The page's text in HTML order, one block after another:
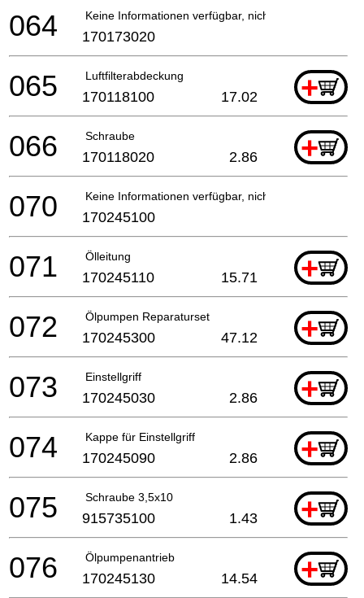
Keine Informationen verfügbar, nicht bestellbar
064 170173020
Luftfilterabdeckung +
065 170118100 17.02
Schraube +
066 170118020 2.86
Keine Informationen verfügbar, nicht bestellbar
070 170245100
Ölleitung +
071 170245110 15.71
Ölpumpen Reparaturset +
072 170245300 47.12
Einstellgriff +
073 170245030 2.86
Kappe für Einstellgriff +
074 170245090 2.86
Schraube 3,5x10 +
075 915735100 1.43
Ölpumpenantrieb +
076 170245130 14.54